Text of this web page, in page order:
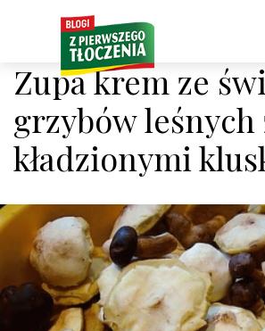
Zupa krem ze
grzybów leśnych
kładzionymi